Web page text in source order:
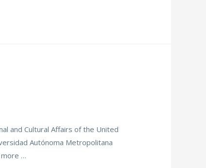
and Cultural Affairs of the United
Autónoma Metropolitana
more …